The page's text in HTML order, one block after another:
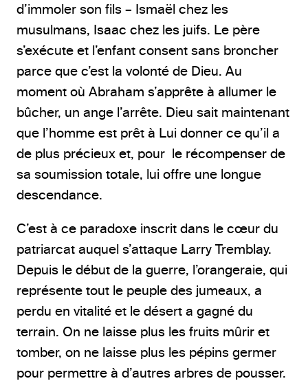
d’immoler son fils – Ismaël chez les
musulmans, Isaac chez les juifs. Le père
s’exécute et l’enfant consent sans broncher
parce que c’est la volonté de Dieu. Au
moment où Abraham s’apprête à allumer le
bûcher, un ange l’arrête. Dieu sait maintenant
que l’homme est prêt à Lui donner ce qu’il a
de plus précieux et, pour le récompenser de
sa soumission totale, lui offre une longue
descendance.
C’est à ce paradoxe inscrit dans le cœur du
patriarcat auquel s’attaque Larry Tremblay.
Depuis le début de la guerre, l’orangeraie, qui
représente tout le peuple des jumeaux, a
perdu en vitalité et le désert a gagné du
terrain. On ne laisse plus les fruits mûrir et
tomber, on ne laisse plus les pépins germer
pour permettre à d’autres arbres de pousser.